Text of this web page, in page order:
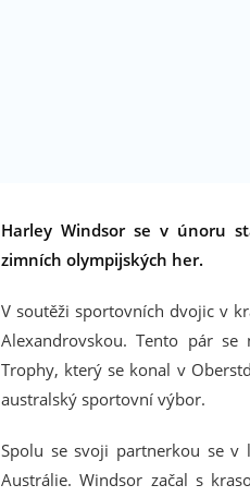
Harley Windsor se v únoru
zimních olympijských her.
V soutěži sportovních dvojic v
Alexandrovskou. Tento pár
Trophy, který se konal v
australský sportovní výbor.
Spolu se svoji partnerkou se
Austrálie. Windsor začal s